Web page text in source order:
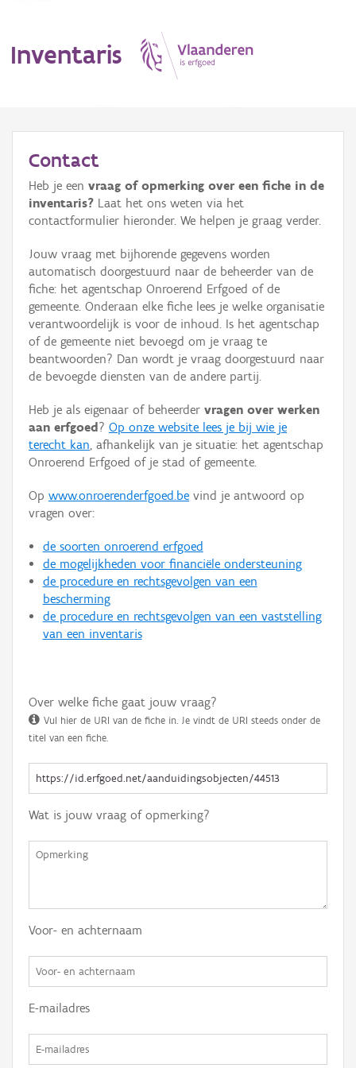
Inventaris
Erfgoedobject
Aanduidingsobject
Waarneming
Thema
Gebeurtenis
Persoon of collectief
Hergebruik
Aanmelden
Contact
Heb je een vraag of opmerking over een fiche in de
inventaris? Laat het ons weten via het
contactformulier hieronder. We helpen je graag verder.
Jouw vraag met bijhorende gegevens worden
automatisch doorgestuurd naar de beheerder van de
fiche: het agentschap Onroerend Erfgoed of de
gemeente. Onderaan elke fiche lees je welke organisatie
verantwoordelijk is voor de inhoud. Is het agentschap
of de gemeente niet bevoegd om je vraag te
beantwoorden? Dan wordt je vraag doorgestuurd naar
de bevoegde diensten van de andere partij.
Heb je als eigenaar of beheerder vragen over werken
aan erfgoed ? Op onze website lees je bij wie je
terecht kan, afhankelijk van je situatie: het agentschap
Onroerend Erfgoed of je stad of gemeente.
Op www.onroerenderfgoed.be vind je antwoord op
vragen over:
de soorten onroerend erfgoed
de mogelijkheden voor financiële ondersteuning
de procedure en rechtsgevolgen van een
bescherming
de procedure en rechtsgevolgen van een vaststelling
van een inventaris
Over welke fiche gaat jouw vraag?
Vul hier de URI van de fiche in. Je vindt de URI steeds onder de
titel van een fiche.
Wat is jouw vraag of opmerking?
Voor- en achternaam
E-mailadres